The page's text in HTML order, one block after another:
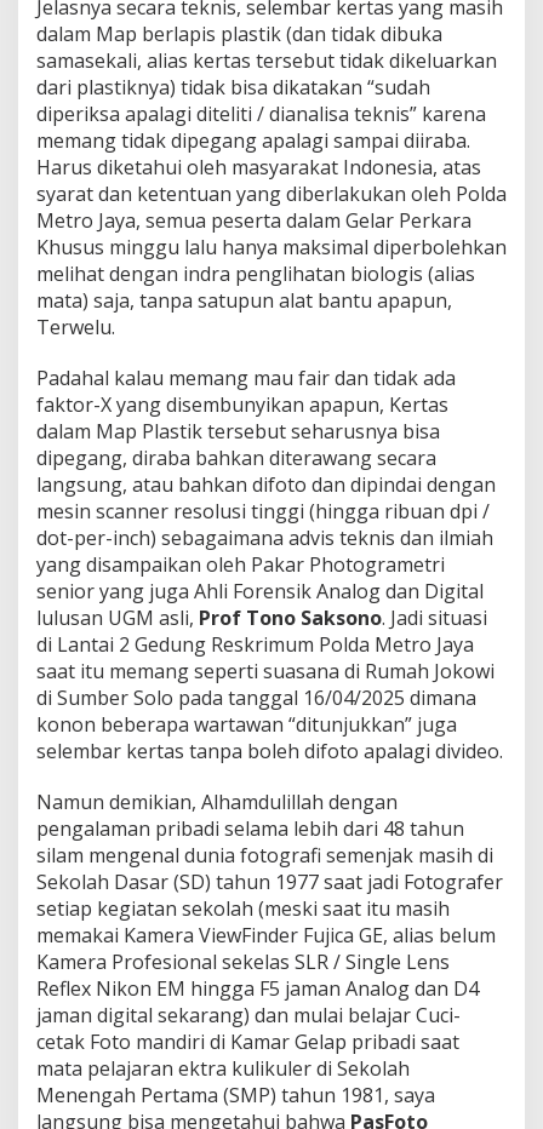
Jelasnya secara teknis, selembar kertas yang masih
dalam Map berlapis plastik (dan tidak dibuka
samasekali, alias kertas tersebut tidak dikeluarkan
dari plastiknya) tidak bisa dikatakan “sudah
diperiksa apalagi diteliti / dianalisa teknis” karena
memang tidak dipegang apalagi sampai diiraba.
Harus diketahui oleh masyarakat Indonesia, atas
syarat dan ketentuan yang diberlakukan oleh Polda
Metro Jaya, semua peserta dalam Gelar Perkara
Khusus minggu lalu hanya maksimal diperbolehkan
melihat dengan indra penglihatan biologis (alias
mata) saja, tanpa satupun alat bantu apapun,
Terwelu.
Padahal kalau memang mau fair dan tidak ada
faktor-X yang disembunyikan apapun, Kertas
dalam Map Plastik tersebut seharusnya bisa
dipegang, diraba bahkan diterawang secara
langsung, atau bahkan difoto dan dipindai dengan
mesin scanner resolusi tinggi (hingga ribuan dpi /
dot-per-inch) sebagaimana advis teknis dan ilmiah
yang disampaikan oleh Pakar Photogrametri
senior yang juga Ahli Forensik Analog dan Digital
lulusan UGM asli, Prof Tono Saksono. Jadi situasi
di Lantai 2 Gedung Reskrimum Polda Metro Jaya
saat itu memang seperti suasana di Rumah Jokowi
di Sumber Solo pada tanggal 16/04/2025 dimana
konon beberapa wartawan “ditunjukkan” juga
selembar kertas tanpa boleh difoto apalagi divideo.
Namun demikian, Alhamdulillah dengan
pengalaman pribadi selama lebih dari 48 tahun
silam mengenal dunia fotografi semenjak masih di
Sekolah Dasar (SD) tahun 1977 saat jadi Fotografer
setiap kegiatan sekolah (meski saat itu masih
memakai Kamera ViewFinder Fujica GE, alias belum
Kamera Profesional sekelas SLR / Single Lens
Reflex Nikon EM hingga F5 jaman Analog dan D4
jaman digital sekarang) dan mulai belajar Cuci-
cetak Foto mandiri di Kamar Gelap pribadi saat
mata pelajaran ektra kulikuler di Sekolah
Menengah Pertama (SMP) tahun 1981, saya
langsung bisa mengetahui bahwa PasFoto